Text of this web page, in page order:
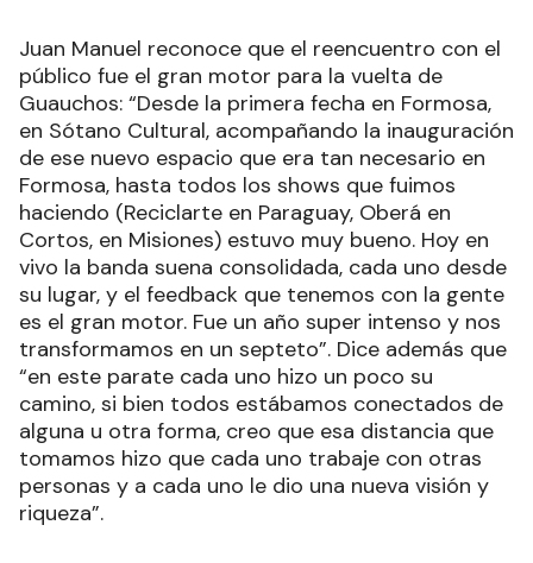
Juan Manuel reconoce que el reencuentro con el
público fue el gran motor para la vuelta de
Guauchos: “Desde la primera fecha en Formosa,
en Sótano Cultural, acompañando la inauguración
de ese nuevo espacio que era tan necesario en
Formosa, hasta todos los shows que fuimos
haciendo (Reciclarte en Paraguay, Oberá en
Cortos, en Misiones) estuvo muy bueno. Hoy en
vivo la banda suena consolidada, cada uno desde
su lugar, y el feedback que tenemos con la gente
es el gran motor. Fue un año super intenso y nos
transformamos en un septeto”. Dice además que
“en este parate cada uno hizo un poco su
camino, si bien todos estábamos conectados de
alguna u otra forma, creo que esa distancia que
tomamos hizo que cada uno trabaje con otras
personas y a cada uno le dio una nueva visión y
riqueza”.